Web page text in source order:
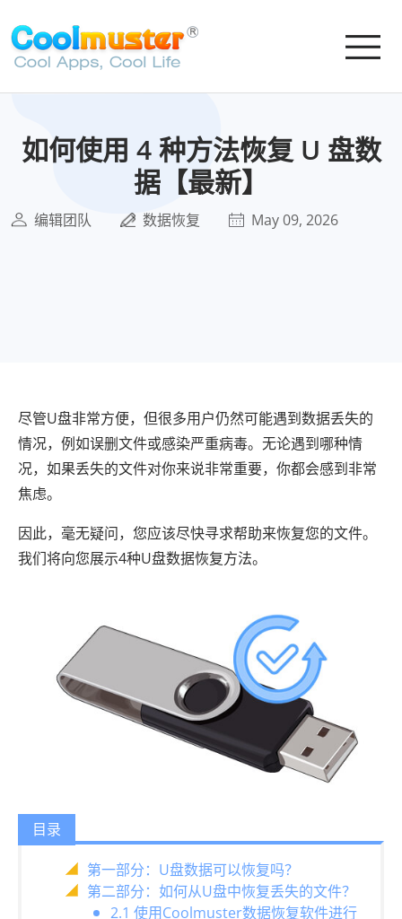
如何使用 4 种方法恢复 U 盘数
据【最新】
编辑团队 数据恢复 May 09, 2026
尽管U盘非常方便，但很多用户仍然可能遇到数据丢失的
情况，例如误删文件或感染严重病毒。无论遇到哪种情
况，如果丢失的文件对你来说非常重要，你都会感到非常
焦虑。
因此，毫无疑问，您应该尽快寻求帮助来恢复您的文件。
我们将向您展示4种U盘数据恢复方法。
目录
第一部分：U盘数据可以恢复吗？
第二部分：如何从U盘中恢复丢失的文件？
2.1 使用Coolmuster数据恢复软件进行